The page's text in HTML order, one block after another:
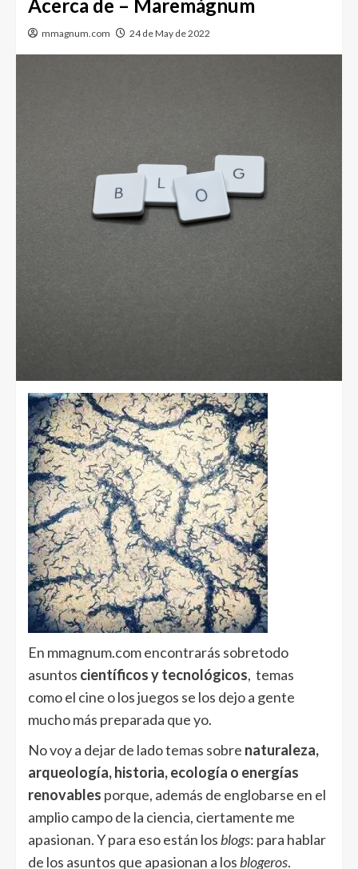
Acerca de – Maremágnum
mmagnum.com 24 de May de 2022
En mmagnum.com encontrarás sobretodo
asuntos científicos y tecnológicos, temas
como el cine o los juegos se los dejo a gente
mucho más preparada que yo.
No voy a dejar de lado temas sobre naturaleza,
arqueología, historia, ecología o energías
renovables porque, además de englobarse en el
amplio campo de la ciencia, ciertamente me
apasionan. Y para eso están los blogs: para hablar
de los asuntos que apasionan a los blogeros.